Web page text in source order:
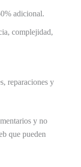
adicional.
complejidad,
reparaciones y
y no
que pueden